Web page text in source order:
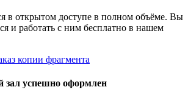
в открытом доступе в полном объёме. Вы
и работать с ним бесплатно в нашем
копии фрагмента
зал успешно оформлен